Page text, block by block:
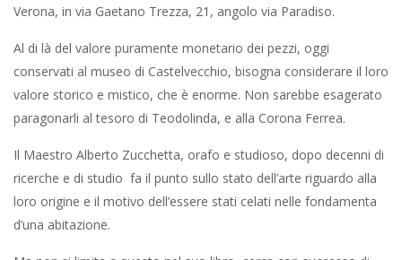
Verona, in via Gaetano Trezza, 21, angolo via Paradiso.
Al di là del valore puramente monetario dei pezzi, oggi
conservati al museo di Castelvecchio, bisogna considerare il loro
valore storico e mistico, che è enorme. Non sarebbe esagerato
paragonarli al tesoro di Teodolinda, e alla Corona Ferrea.
Il Maestro Alberto Zucchetta, orafo e studioso, dopo decenni di
ricerche e di studio fa il punto sullo stato dell’arte riguardo alla
loro origine e il motivo dell’essere stati celati nelle fondamenta
d’una abitazione.